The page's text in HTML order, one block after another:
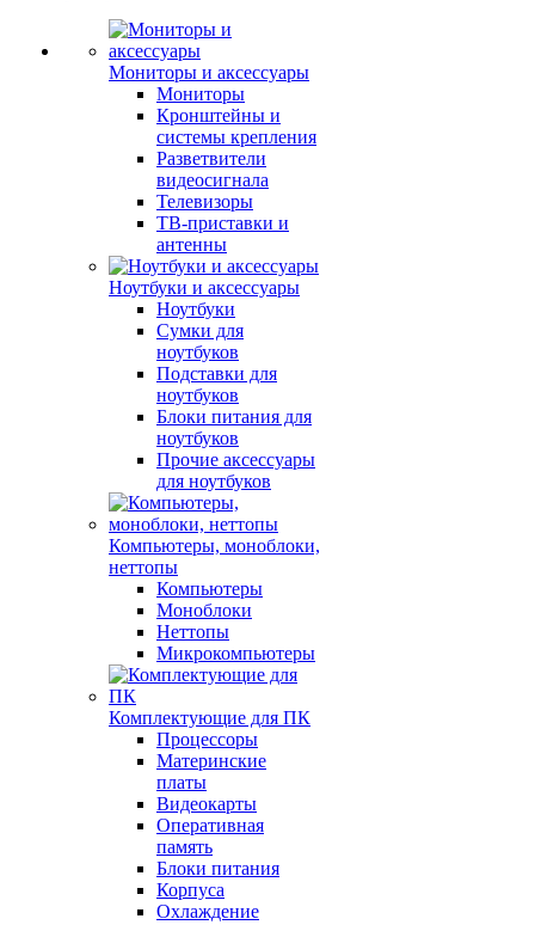
Мониторы и аксессуары
Мониторы
Кронштейны и
системы крепления
Разветвители
видеосигнала
Телевизоры
ТВ-приставки и
антенны
Ноутбуки и аксессуары
Ноутбуки
Сумки для
ноутбуков
Подставки для
ноутбуков
Блоки питания для
ноутбуков
Прочие аксессуары
для ноутбуков
Компьютеры, моноблоки,
неттопы
Компьютеры
Моноблоки
Неттопы
Микрокомпьютеры
Комплектующие для ПК
Процессоры
Материнские
платы
Видеокарты
Оперативная
память
Блоки питания
Корпуса
Охлаждение